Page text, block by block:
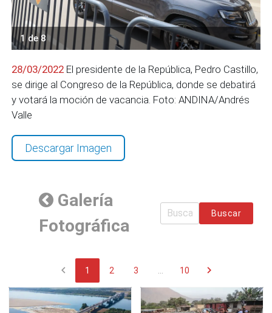
1 de 8
28/03/2022 El presidente de la República, Pedro Castillo,
se dirige al Congreso de la República, donde se debatirá
y votará la moción de vacancia. Foto: ANDINA/Andrés
Valle
Descargar Imagen
Galería
Fotográfica
Buscar
chevron_left 1 2 3 10 chevron_right